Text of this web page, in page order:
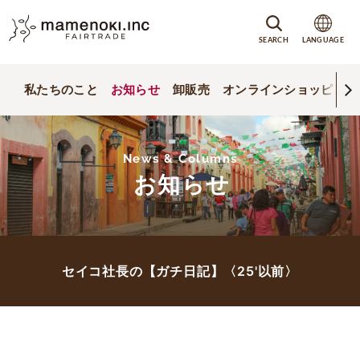
SEARCH LANGUAGE
私たちのこと お知らせ 卸販売 オンラインショッピング
News & Columns
お知らせ
セイコ社長の【ガチ日記】〈25'以前〉